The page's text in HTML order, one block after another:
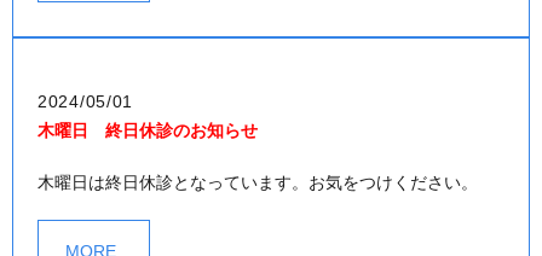
2024/05/01
木曜日 終日休診のお知らせ
木曜日は終日休診となっています。お気をつけください。
MORE